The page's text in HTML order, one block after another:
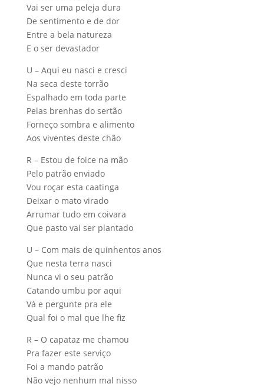
Vai ser uma peleja dura
De sentimento e de dor
Entre a bela natureza
E o ser devastador
U – Aqui eu nasci e cresci
Na seca deste torrão
Espalhado em toda parte
Pelas brenhas do sertão
Forneço sombra e alimento
Aos viventes deste chão
R – Estou de foice na mão
Pelo patrão enviado
Vou roçar esta caatinga
Deixar o mato virado
Arrumar tudo em coivara
Que pasto vai ser plantado
U – Com mais de quinhentos anos
Que nesta terra nasci
Nunca vi o seu patrão
Catando umbu por aqui
Vá e pergunte pra ele
Qual foi o mal que lhe fiz
R – O capataz me chamou
Pra fazer este serviço
Foi a mando patrão
Não vejo nenhum mal nisso